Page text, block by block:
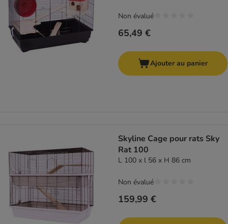
65,49 €
Non évalué
Ajouter au panier
Skyline Cage pour rats Sky
Rat 100
L 100 x l 56 x H 86 cm
159,99 €
Non évalué